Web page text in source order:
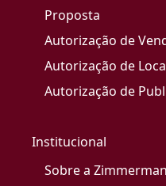
Proposta
Autorização de
Autorização de
Autorização de
Institucional
Sobre a